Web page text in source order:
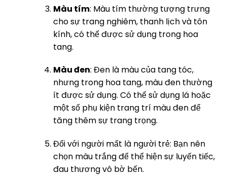
Màu tím: Màu tím thường tượng trưng
cho sự trang nghiêm, thanh lịch và tôn
kính, có thể được sử dụng trong hoa
tang.
Màu đen: Đen là màu của tang tóc,
nhưng trong hoa tang, màu đen thường
ít được sử dụng. Có thể sử dụng lá hoặc
một số phụ kiện trang trí màu đen để
tăng thêm sự trang trọng.
Đối với người mất là người trẻ: Bạn nên
chọn màu trắng để thể hiện sự luyến tiếc,
đau thương vô bờ bến.